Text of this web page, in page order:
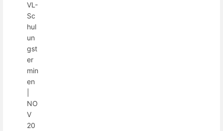
VL-
Sc
hul
un
gst
er
min
en
NO
V
20